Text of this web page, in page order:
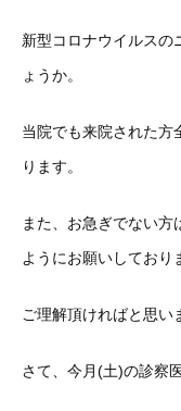
新型コロナウイルスの
ょうか。
当院でも来院された方
ります。
また、お急ぎでない方
ようにお願いしており
ご理解頂ければと思い
さて、今月(土)の診察